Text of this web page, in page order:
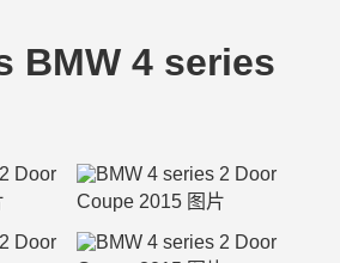
BMW 4 series